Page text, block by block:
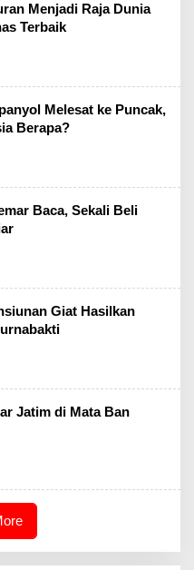
Menjadi Raja Dunia
Terbaik
Melesat ke Puncak,
Berapa?
Baca, Sekali Beli
Giat Hasilkan
Jatim di Mata Ban